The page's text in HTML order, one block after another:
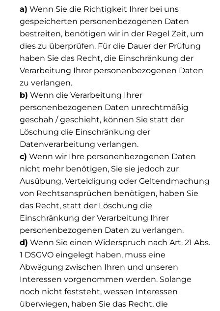
a) Wenn Sie die Richtigkeit Ihrer bei uns
gespeicherten personenbezogenen Daten
bestreiten, benötigen wir in der Regel Zeit, um
dies zu überprüfen. Für die Dauer der Prüfung
haben Sie das Recht, die Einschränkung der
Verarbeitung Ihrer personenbezogenen Daten
zu verlangen.
b) Wenn die Verarbeitung Ihrer
personenbezogenen Daten unrechtmäßig
geschah / geschieht, können Sie statt der
Löschung die Einschränkung der
Datenverarbeitung verlangen.
c) Wenn wir Ihre personenbezogenen Daten
nicht mehr benötigen, Sie sie jedoch zur
Ausübung, Verteidigung oder Geltendmachung
von Rechtsansprüchen benötigen, haben Sie
das Recht, statt der Löschung die
Einschränkung der Verarbeitung Ihrer
personenbezogenen Daten zu verlangen.
d) Wenn Sie einen Widerspruch nach Art. 21 Abs.
1 DSGVO eingelegt haben, muss eine
Abwägung zwischen Ihren und unseren
Interessen vorgenommen werden. Solange
noch nicht feststeht, wessen Interessen
überwiegen, haben Sie das Recht, die